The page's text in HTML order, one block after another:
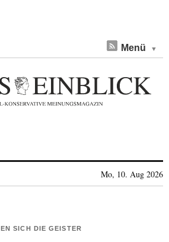
Menü
Mo, 10. Aug 2026
SICH DIE GEISTER